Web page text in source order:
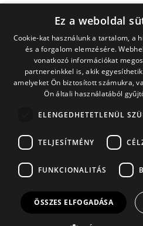
IRATKOZZ FEL
Ne maradj le a legjobb
A feliratkozással elfogadom
Ez a weboldal
Cookie-kat használunk a tartalom, a
és a forgalom elemzésére.
vonatkozó információkat
partnereinkkel is, akik
amelyeket Ön biztosított számukra,
Ön általi használatából
ELENGEDHETETLENÜL
TELJESÍTMÉNY
FUNKCIONALITÁS
ÖSSZES ELFOGADÁSA